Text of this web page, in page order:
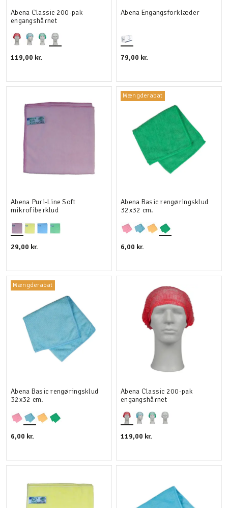
Abena Classic 200-pak
engangshårnet
119,00 kr.
Abena Engangsforklæder
79,00 kr.
Abena Puri-Line Soft
mikrofiberklud
29,00 kr.
Mængderabat
Abena Basic rengøringsklud
32x32 cm.
6,00 kr.
Mængderabat
Abena Basic rengøringsklud
32x32 cm.
6,00 kr.
Abena Classic 200-pak
engangshårnet
119,00 kr.